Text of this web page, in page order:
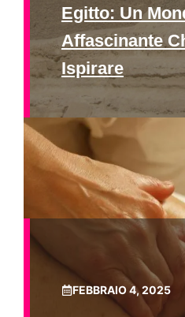
Egitto: Un
Affascinante
Ispirare
FEBBRAIO 4, 2025